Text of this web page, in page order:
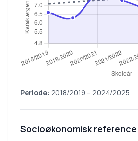
Periode: 2018/2019 – 2024/2025
Socioøkonomisk reference